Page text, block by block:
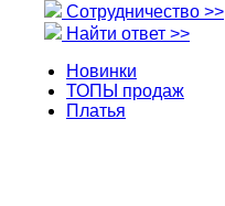
Сотрудничество >>
Найти ответ >>
Новинки
ТОПЫ продаж
Платья